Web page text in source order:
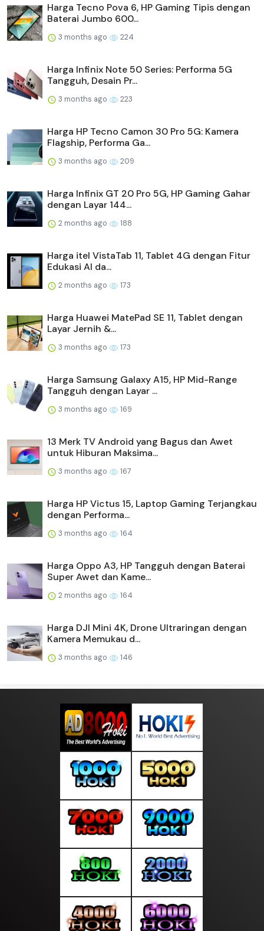
Harga Tecno Pova 6, HP Gaming Tipis dengan
Baterai Jumbo 600...
3 months ago 224
Harga Infinix Note 50 Series: Performa 5G
Tangguh, Desain Pr...
3 months ago 223
Harga HP Tecno Camon 30 Pro 5G: Kamera
Flagship, Performa Ga...
3 months ago 209
Harga Infinix GT 20 Pro 5G, HP Gaming Gahar
dengan Layar 144...
2 months ago 188
Harga itel VistaTab 11, Tablet 4G dengan Fitur
Edukasi AI da...
2 months ago 173
Harga Huawei MatePad SE 11, Tablet dengan
Layar Jernih &...
3 months ago 173
Harga Samsung Galaxy A15, HP Mid-Range
Tangguh dengan Layar ...
3 months ago 169
13 Merk TV Android yang Bagus dan Awet
untuk Hiburan Maksima...
3 months ago 167
Harga HP Victus 15, Laptop Gaming Terjangkau
dengan Performa...
3 months ago 164
Harga Oppo A3, HP Tangguh dengan Baterai
Super Awet dan Kame...
2 months ago 164
Harga DJI Mini 4K, Drone Ultraringan dengan
Kamera Memukau d...
3 months ago 146